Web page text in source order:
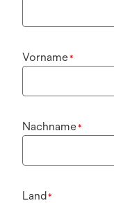
Vorname*
Nachname*
Land*